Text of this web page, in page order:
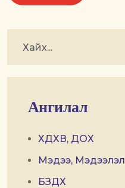
Ангилал
ХДХВ, ДОХ
Мэдээ, Мэдээлэл
БЗДХ